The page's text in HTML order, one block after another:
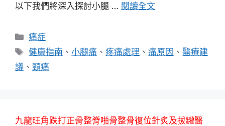
以下我們將深入探討小腿 … 閱讀全文
分
類
痛症
標
籤
健康指南 、小腿痛 、疼痛處理 、痛原因 、醫療建
議 、 頸痛
九龍旺角跌打正骨整脊啪骨整骨復位針炙及拔罐醫